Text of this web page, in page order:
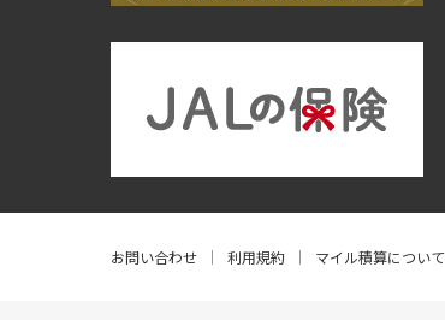
お問い合わせ 利用規約 マイル積算について